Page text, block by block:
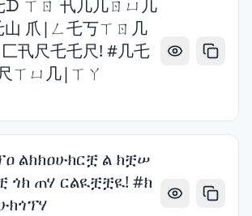
ㄒㄖ 卂几几ㄖㄩ几
山 爪|ㄥ乇丂ㄒㄖ几
卂尺乇乇尺! #几乇
ㄒㄩ几|ㄒㄚ
ልክክዐሁክርቿ ል ክቿሠ
ጎክ ጠሃ ርልዪቿቿዪ! #ክ